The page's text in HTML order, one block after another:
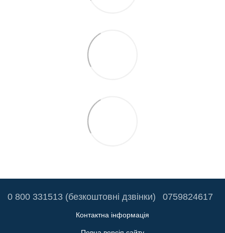
0 800 331513 (безкоштовні дзвінки) 0759824617
Контактна інформація